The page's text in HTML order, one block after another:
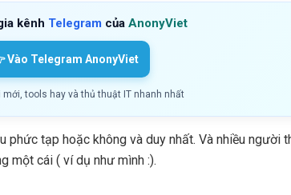
kênh Telegram của AnonyViet
Vào Telegram AnonyViet
mới, tools hay và thủ thuật IT nhanh nhất
tạp hoặc không và duy nhất. Và nhiều người
một cái ( ví dụ như mình :).